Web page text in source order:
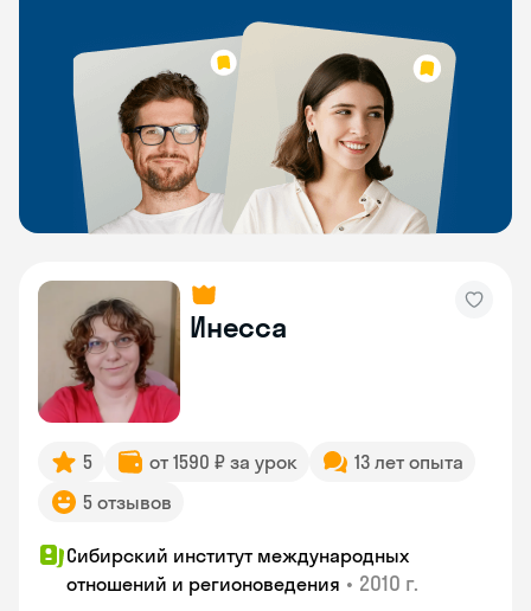
Инесса
5 от 1590 ₽ за урок
13 лет опыта
5 отзывов
Сибирский институт международных
отношений и регионоведения • 2010 г.